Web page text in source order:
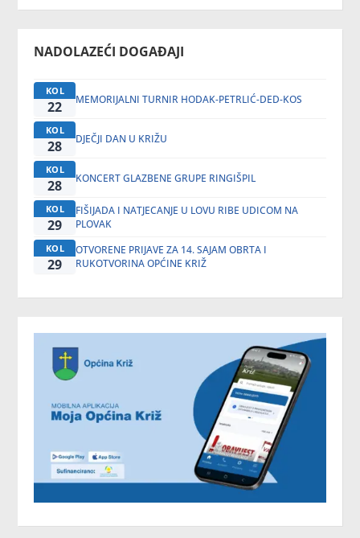
NADOLAZEĆI DOGAĐAJI
KOL
22 MEMORIJALNI TURNIR HODAK-PETRLIĆ-DED-KOS
KOL
28 DJEČJI DAN U KRIŽU
KOL
28 KONCERT GLAZBENE GRUPE RINGIŠPIL
KOL
29
FIŠIJADA I NATJECANJE U LOVU RIBE UDICOM NA
PLOVAK
KOL
29
OTVORENE PRIJAVE ZA 14. SAJAM OBRTA I
RUKOTVORINA OPĆINE KRIŽ